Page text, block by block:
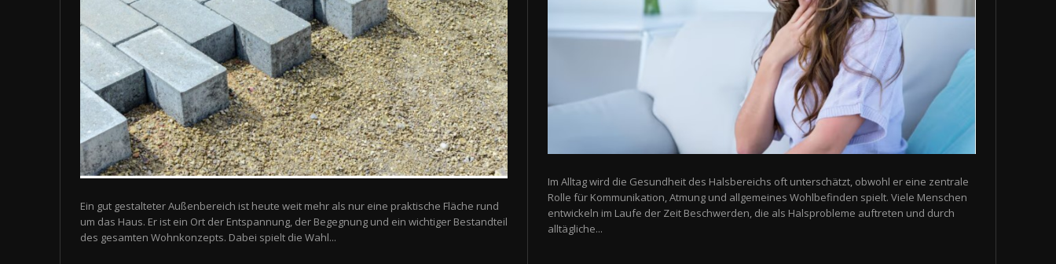
Ein gut gestalteter Außenbereich ist heute weit mehr als nur eine praktische Fläche rund
um das Haus. Er ist ein Ort der Entspannung, der Begegnung und ein wichtiger Bestandteil
des gesamten Wohnkonzepts. Dabei spielt die Wahl...
Im Alltag wird die Gesundheit des Halsbereichs oft unterschätzt, obwohl er eine zentrale
Rolle für Kommunikation, Atmung und allgemeines Wohlbefinden spielt. Viele Menschen
entwickeln im Laufe der Zeit Beschwerden, die als Halsprobleme auftreten und durch
alltägliche...